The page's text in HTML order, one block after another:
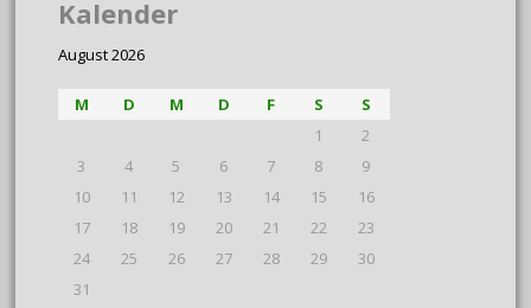
Kalender
August 2026
M D M D F S
S
1
2
3
4 5 6 7 8
9
10
11 12 13 14 15
16
17
18 19 20 21 22
23
24
25 26 27 28 29
30
31